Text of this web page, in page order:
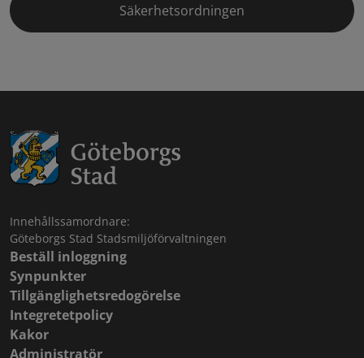
Säkerhetsordningen
Innehållssamordnare:
Göteborgs Stad Stadsmiljöförvaltningen
Beställ inloggning
Synpunkter
Tillgänglighetsredogörelse
Integretetpolicy
Kakor
Administratör